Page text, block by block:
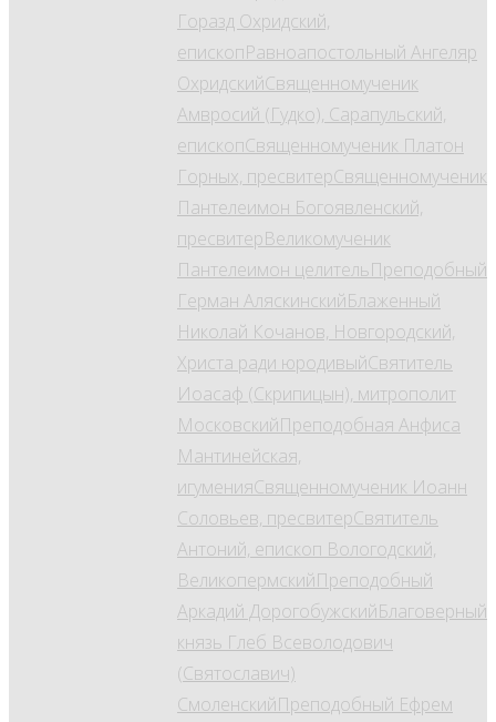
Горазд Охридский,
епископРавноапостольный Ангеляр
ОхридскийСвященномученик
Амвросий (Гудко), Сарапульский,
епископСвященномученик Платон
Горных, пресвитерСвященномученик
Пантелеимон Богоявленский,
пресвитерВеликомученик
Пантелеимон целительПреподобный
Герман АляскинскийБлаженный
Николай Кочанов, Новгородский,
Христа ради юродивыйСвятитель
Иоасаф (Скрипицын), митрополит
МосковскийПреподобная Анфиса
Мантинейская,
игуменияСвященномученик Иоанн
Соловьев, пресвитерСвятитель
Антоний, епископ Вологодский,
ВеликопермскийПреподобный
Аркадий ДорогобужскийБлаговерный
князь Глеб Всеволодович
(Святославич)
СмоленскийПреподобный Ефрем